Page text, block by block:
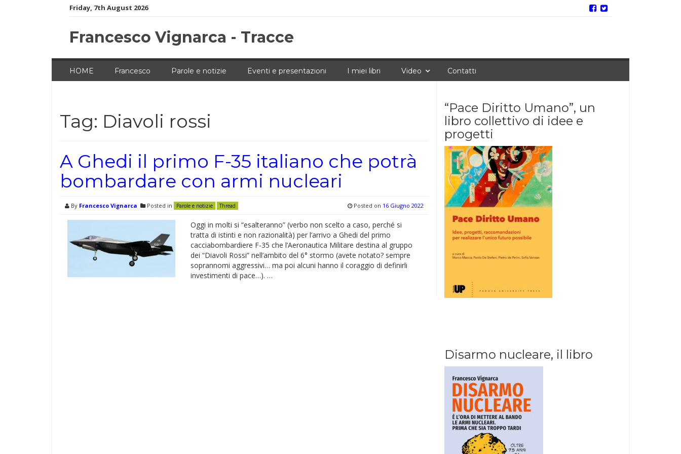
Friday, 7th August 2026
Francesco Vignarca - Tracce
HOME Francesco Parole e notizie Eventi e presentazioni I miei libri Video Contatti
Tag: Diavoli rossi
A Ghedi il primo F-35 italiano che potrà
bombardare con armi nucleari
By Francesco Vignarca Posted in Parole e notizie Thread Posted on 16 Giugno 2022
Oggi in molti si “esalteranno” (verbo non scelto a caso, perché si
tratta di istinti e non razionalità) per l’arrivo a Ghedi del primo
cacciabombardiere F-35 che l’Aeronautica Militare destina al gruppo
dei “Diavoli Rossi” nell’ambito del 6° stormo (avete notato? sempre
soprannomi aggressivi… ma poi alcuni hanno il coraggio di definirli
investimenti di pace…). …
“Pace Diritto Umano”, un
libro collettivo di idee e
progetti
Disarmo nucleare, il libro